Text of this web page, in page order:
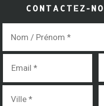
CONTACTEZ-